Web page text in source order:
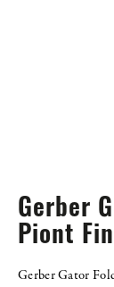
Gerber
Piont
Gerber Gator